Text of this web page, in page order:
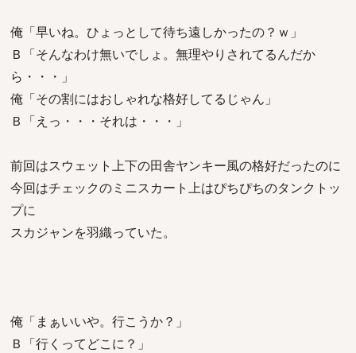
俺「早いね。ひょっとして待ち遠しかったの？ｗ」
Ｂ「そんなわけ無いでしょ。無理やりされてるんだか
ら・・・」
俺「その割にはおしゃれな格好してるじゃん」
Ｂ「えっ・・・それは・・・」
前回はスウェット上下の田舎ヤンキー風の格好だったのに
今回はチェックのミニスカート上はぴちぴちのタンクトッ
プに
スカジャンを羽織っていた。
俺「まぁいいや。行こうか？」
Ｂ「行くってどこに？」